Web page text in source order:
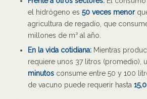
el hidrógeno es 50 veces menor
agricultura de regadío, que
millones de m³ al año.
En la vida cotidiana:Mientras
requiere unos 37 litros (promedio),
minutosconsume entre 50 y 100
de vacuno puede requerir hasta